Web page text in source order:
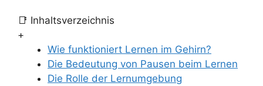
📑 Inhaltsverzeichnis
+
Wie funktioniert Lernen im Gehirn?
Die Bedeutung von Pausen beim Lernen
Die Rolle der Lernumgebung